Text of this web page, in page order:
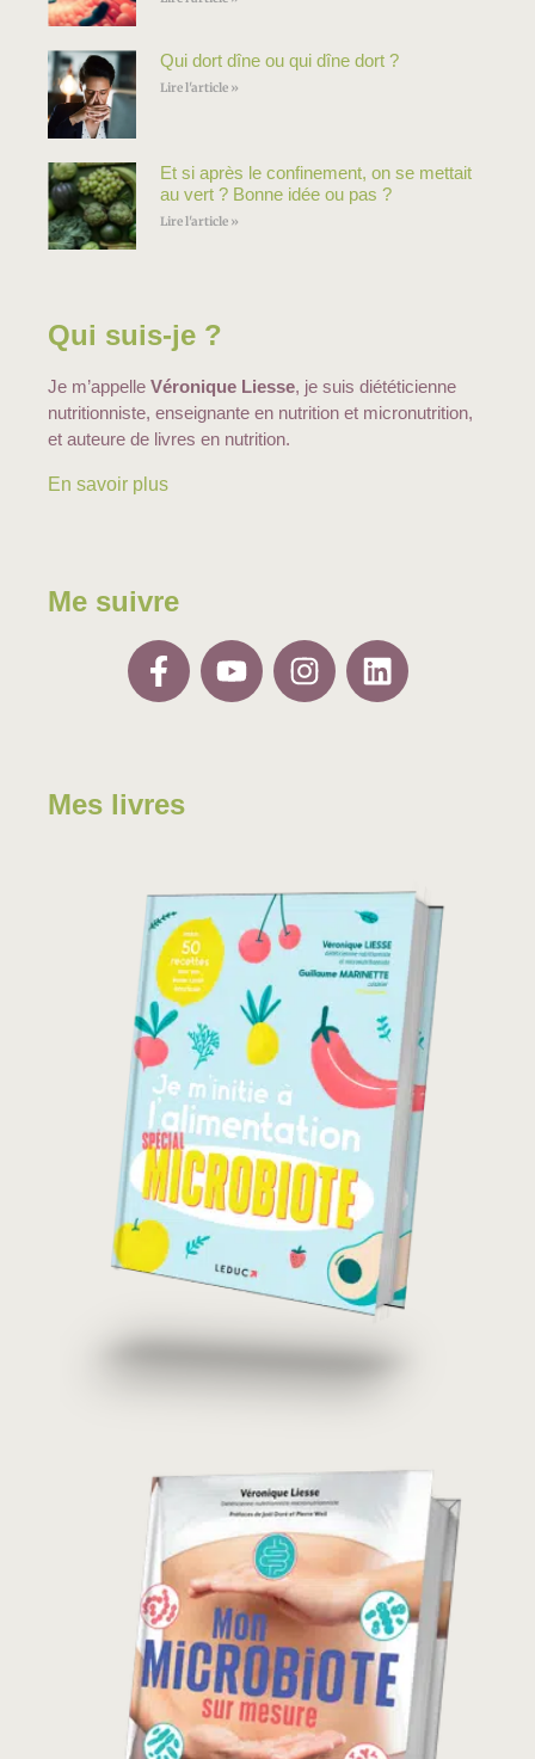
Qui dort dîne ou qui dîne dort ?
Lire l'article »
Et si après le confinement, on se mettait
au vert ? Bonne idée ou pas ?
Lire l'article »
Qui suis-je ?
Je m’appelle Véronique Liesse, je suis diététicienne
nutritionniste, enseignante en nutrition et micronutrition,
et auteure de livres en nutrition.
En savoir plus
Me suivre
Mes livres